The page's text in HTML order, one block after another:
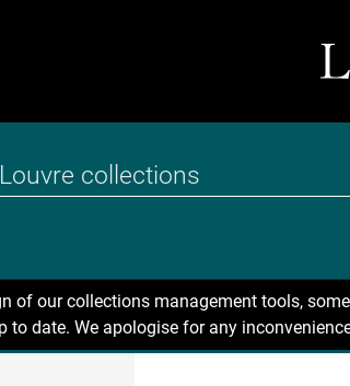
of our collections management tools,
to date. We apologise for any